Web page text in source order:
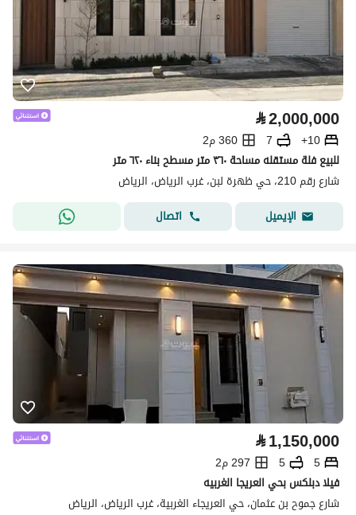
⃁2,000,000
10+
7
360 م2
للبيع فلة مستقله مساحة ٣٦٠ متر مسطح بناء ٦٢٠ متر
شارع رقم 210، حي ظهرة لبن، غرب الرياض، الرياض
الإيميل
اتصال
⃁1,150,000
5
5
297 م2
فيلا دبلكس بحي العريجا الغربيه
شارع جموح بن عثمان، حي العريجاء الغربية، غرب الرياض، الرياض